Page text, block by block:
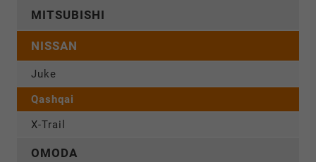
MITSUBISHI
NISSAN
Juke
Qashqai
X-Trail
OMODA